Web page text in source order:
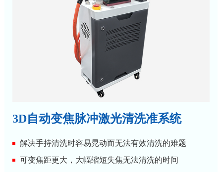
3D自动变焦脉冲激光清洗准系统
解决手持清洗时容易晃动而无法有效清洗的难题
可变焦距更大，大幅缩短失焦无法清洗的时间